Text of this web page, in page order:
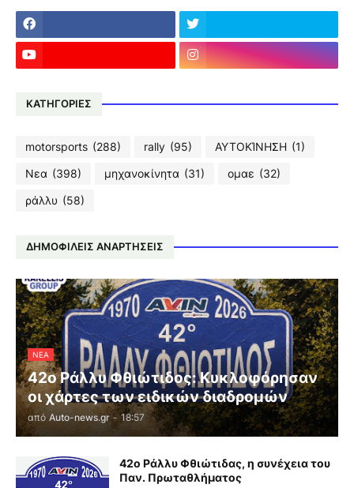
ΚΑΤΗΓΟΡΙΕΣ
motorsports (288) rally (95) ΑΥΤΟΚΊΝΗΣΗ (1)
Νεα (398) μηχανοκίνητα (31) ομαε (32)
ράλλυ (58)
ΔΗΜΟΦΙΛΕΙΣ ΑΝΑΡΤΗΣΕΙΣ
ΝΕΑ
42ο Ράλλυ Φθιώτιδος: Κυκλοφόρησαν
οι χάρτες των ειδικών διαδρομών
από Auto-news.gr - 18:57
42ο Ράλλυ Φθιώτιδας, η συνέχεια του
Παν. Πρωταθλήματος